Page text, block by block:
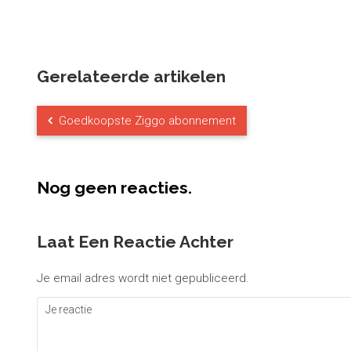
Gerelateerde artikelen
Goedkoopste Ziggo abonnement
Nog geen reacties.
Laat Een Reactie Achter
Je email adres wordt niet gepubliceerd.